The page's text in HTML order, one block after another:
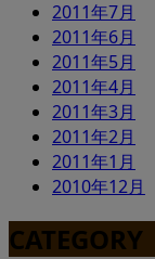
2011年7月
2011年6月
2011年5月
2011年4月
2011年3月
2011年2月
2011年1月
2010年12月
CATEGORY